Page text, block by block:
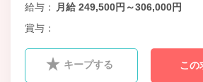
給与
月給 249,500円～306,000円
賞与
キープする この